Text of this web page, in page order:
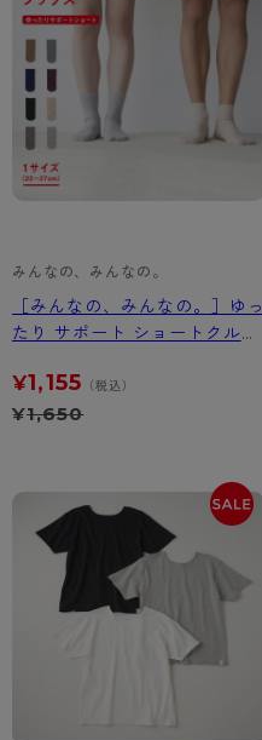
みんなの、みんなの。
［みんなの、みんなの。］ゆっ
たり サポート ショートクルー
¥1,155 （税込）
¥1,650